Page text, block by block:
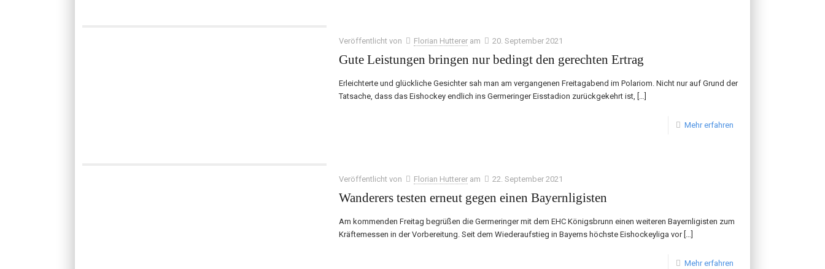
Veröffentlicht von Florian Hutterer am 20. September 2021
Gute Leistungen bringen nur bedingt den gerechten Ertrag
Erleichterte und glückliche Gesichter sah man am vergangenen Freitagabend im Polariom. Nicht nur auf Grund der
Tatsache, dass das Eishockey endlich ins Germeringer Eisstadion zurückgekehrt ist, […]
Mehr erfahren
Veröffentlicht von Florian Hutterer am 22. September 2021
Wanderers testen erneut gegen einen Bayernligisten
Am kommenden Freitag begrüßen die Germeringer mit dem EHC Königsbrunn einen weiteren Bayernligisten zum
Kräftemessen in der Vorbereitung. Seit dem Wiederaufstieg in Bayerns höchste Eishockeyliga vor[…]
Mehr erfahren